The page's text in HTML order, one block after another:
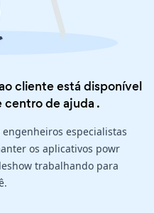
cliente está disponível
centro de ajuda .
especialistas
os aplicativos powr
trabalhando para